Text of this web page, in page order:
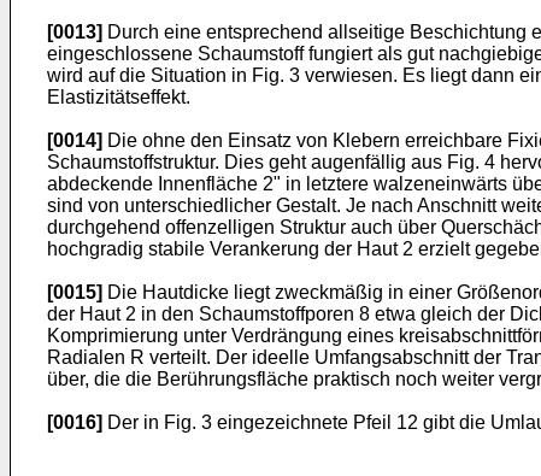
[0013] Durch eine entsprechend allseitige Beschichtung
eingeschlossene Schaumstoff fungiert als gut
wird auf die Situation in Fig. 3 verwiesen. Es liegt dann
Elastizitätseffekt.
[0014] Die ohne den Einsatz von Klebern erreichbare
Schaumstoffstruktur. Dies geht augenfällig aus Fig. 4
abdeckende Innenfläche 2" in letztere walzeneinwärts
sind von unterschiedlicher Gestalt. Je nach Anschnitt
durchgehend offenzelligen Struktur auch über
hochgradig stabile Verankerung der Haut 2 erzielt
[0015] Die Hautdicke liegt zweckmäßig in einer
der Haut 2 in den Schaumstoffporen 8 etwa gleich der
Komprimierung unter Verdrängung eines
Radialen R verteilt. Der ideelle Umfangsabschnitt der
über, die die Berührungsfläche praktisch noch weiter
[0016] Der in Fig. 3 eingezeichnete Pfeil 12 gibt die